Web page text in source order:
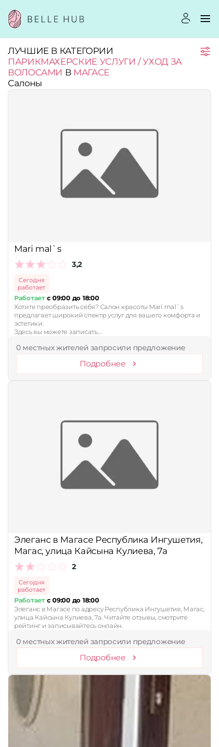
Город:
Категории:
Стоимость услуг:
ЛУЧШИЕ В КАТЕГОРИИ
ПАРИКМАХЕРСКИЕ УСЛУГИ / УХОД ЗА
ВОЛОСАМИ В МАГАСЕ
Салоны
Mari mal`s
3,2
Сегодня
работает
Работаетс 09:00 до 18:00
Хотите преобразить себя? Салон красоты Mari mal`s
предлагает широкий спектр услуг для вашего комфорта и
эстетики.
Здесь вы можете записать…
0 местных жителей запросили предложение
Подробнее
Элеганс в Магасе Республика Ингушетия,
Магас, улица Кайсына Кулиева, 7а
2
Сегодня
работает
Работаетс 09:00 до 18:00
Элеганс в Магасе по адресу Республика Ингушетия, Магас,
улица Кайсына Кулиева, 7а. Читайте отзывы, смотрите
рейтинг и записывайтесь онлайн.
0 местных жителей запросили предложение
Подробнее